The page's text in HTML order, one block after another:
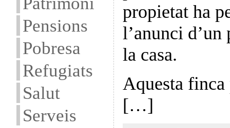
Pensions
Pobresa
Refugiats
Salut
Serveis
propietat ha
l’anunci d’un
la casa.
Aquesta
[…]